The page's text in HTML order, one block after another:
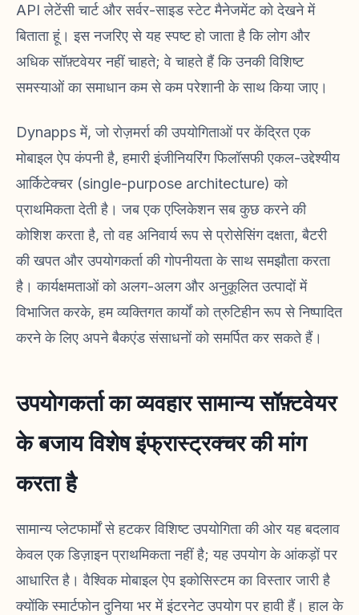
API लेटेंसी चार्ट और सर्वर-साइड स्टेट मैनेजमेंट को देखने में
बिताता हूं। इस नजरिए से यह स्पष्ट हो जाता है कि लोग और
अधिक सॉफ़्टवेयर नहीं चाहते; वे चाहते हैं कि उनकी विशिष्ट
समस्याओं का समाधान कम से कम परेशानी के साथ किया जाए।
Dynapps में, जो रोज़मर्रा की उपयोगिताओं पर केंद्रित एक
मोबाइल ऐप कंपनी है, हमारी इंजीनियरिंग फिलॉसफी एकल-उद्देश्यीय
आर्किटेक्चर (single-purpose architecture) को
प्राथमिकता देती है। जब एक एप्लिकेशन सब कुछ करने की
कोशिश करता है, तो वह अनिवार्य रूप से प्रोसेसिंग दक्षता, बैटरी
की खपत और उपयोगकर्ता की गोपनीयता के साथ समझौता करता
है। कार्यक्षमताओं को अलग-अलग और अनुकूलित उत्पादों में
विभाजित करके, हम व्यक्तिगत कार्यों को त्रुटिहीन रूप से निष्पादित
करने के लिए अपने बैकएंड संसाधनों को समर्पित कर सकते हैं।
उपयोगकर्ता का व्यवहार सामान्य सॉफ़्टवेयर
के बजाय विशेष इंफ्रास्ट्रक्चर की मांग
करता है
सामान्य प्लेटफार्मों से हटकर विशिष्ट उपयोगिता की ओर यह बदलाव
केवल एक डिज़ाइन प्राथमिकता नहीं है; यह उपयोग के आंकड़ों पर
आधारित है। वैश्विक मोबाइल ऐप इकोसिस्टम का विस्तार जारी है
क्योंकि स्मार्टफोन दुनिया भर में इंटरनेट उपयोग पर हावी हैं। हाल के